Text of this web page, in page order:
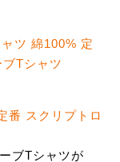
ツ 綿100% 定
Tシャツ
番 スクリプトロ
ブTシャツが